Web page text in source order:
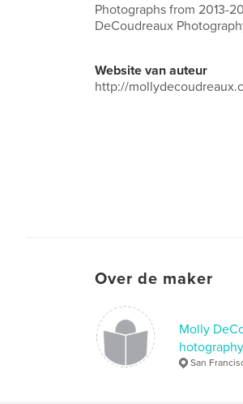
Photographs from 2013-
DeCoudreaux
Website van auteur
http://
Over de maker
Molly
hotography
San